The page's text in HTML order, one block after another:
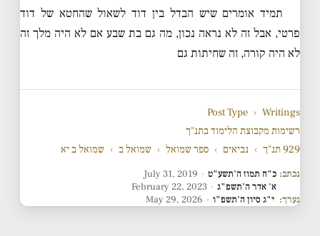
תמיד אומרים שיש הבדל בין דוד לשאול שהחטא של דוד
פרטי, אבל זה לא נראה נכון, מה גם בת שבע אם לא היה מלך זה
לא היה קורה, זה שחיתות גם
Post Type › Writings
רשימות מקבוצת הלימוד בתנ"ך
929 תנ"ך
› נביאים › ספר שמואל › שמואל ב › שמואל ב יא
נכתב: כ"ח תמוז ה'תשע"ט ·
July 31, 2019
א' אדר ה'תשפ"ג ·
February 22, 2023
נערך: י"ג סיון ה'תשפ"ו ·
May 29, 2026